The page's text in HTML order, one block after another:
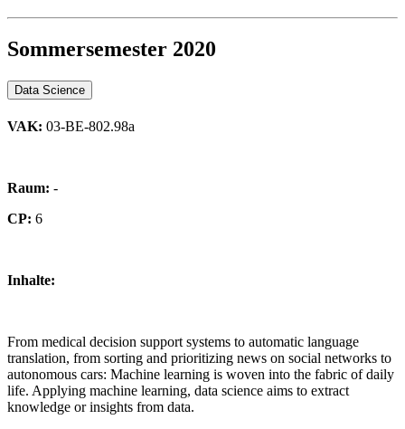
Sommersemester 2020
Data Science
VAK: 03-BE-802.98a
Raum: -
CP: 6
Inhalte:
From medical decision support systems to automatic language
translation, from sorting and prioritizing news on social networks to
autonomous cars: Machine learning is woven into the fabric of daily
life. Applying machine learning, data science aims to extract
knowledge or insights from data.